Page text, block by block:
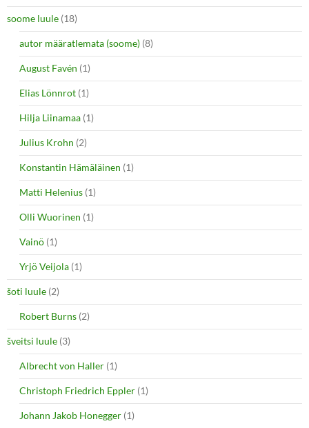
soome luule (18)
autor määratlemata (soome) (8)
August Favén (1)
Elias Lönnrot (1)
Hilja Liinamaa (1)
Julius Krohn (2)
Konstantin Hämäläinen (1)
Matti Helenius (1)
Olli Wuorinen (1)
Vainö (1)
Yrjö Veijola (1)
šoti luule (2)
Robert Burns (2)
šveitsi luule (3)
Albrecht von Haller (1)
Christoph Friedrich Eppler (1)
Johann Jakob Honegger (1)